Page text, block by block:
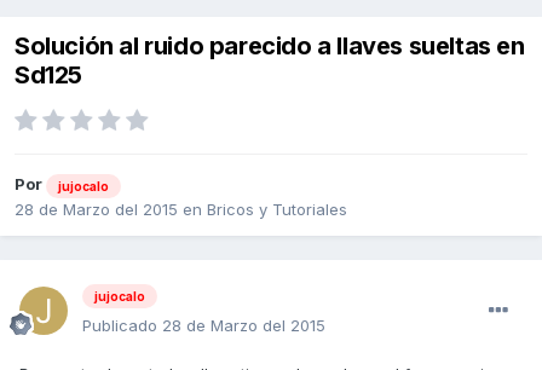
Solución al ruido parecido a llaves sueltas en
Sd125
Por jujocalo
28 de Marzo del 2015 en Bricos y Tutoriales
jujocalo
Publicado 28 de Marzo del 2015